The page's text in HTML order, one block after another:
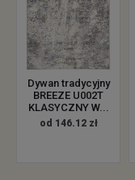
Dywan tradycyjny
BREEZE U002T
KLASYCZNY W...
od 146.12 zł